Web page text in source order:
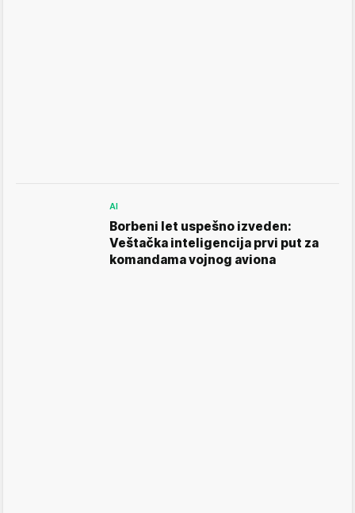
AI
Borbeni let uspešno izveden:
Veštačka inteligencija prvi put za
komandama vojnog aviona